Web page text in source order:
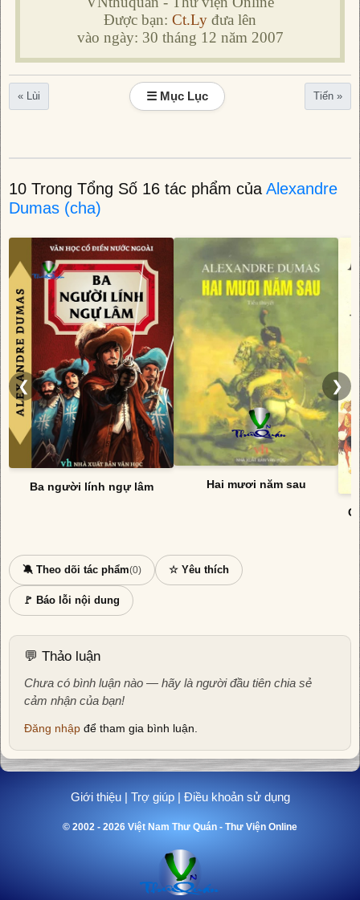
Được bạn: Ct.Ly đưa lên
vào ngày: 30 tháng 12 năm 2007
« Lùi ☰ Mục Lục Tiến »
10 Trong Tổng Số 16 tác phẩm của Alexandre
Dumas (cha)
❮
Ba người lính ngự lâm Hai mươi năm sau
❯
🔕 Theo dõi tác phẩm(0) ☆ Yêu thích
🚩 Báo lỗi nội dung
💬 Thảo luận
Chưa có bình luận nào — hãy là người đầu tiên chia sẻ
cảm nhận của bạn!
Đăng nhập để tham gia bình luận.
Giới thiệu| Trợ giúp| Điều khoản sử dụng
© 2002 - 2026 Việt Nam Thư Quán - Thư Viện Online